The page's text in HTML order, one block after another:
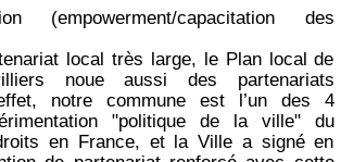
(empowerment/capacitation des
local très large, le Plan local de
noue aussi des partenariats
notre commune est l’un des 4
"politique de la ville" du
en France, et la Ville a signé en